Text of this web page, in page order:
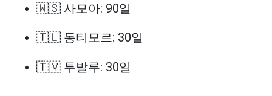
🇼🇸 사모아: 90일
🇹🇱 동티모르: 30일
🇹🇻 투발루: 30일